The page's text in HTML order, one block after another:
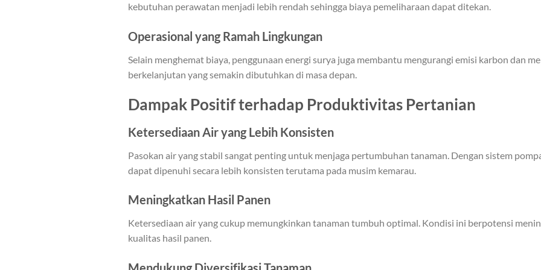
kebutuhan perawatan menjadi lebih rendah sehingga biaya pemeliharaan dapat ditekan.
Operasional yang Ramah Lingkungan
Selain menghemat biaya, penggunaan energi surya juga membantu mengurangi emisi karbon dan
berkelanjutan yang semakin dibutuhkan di masa depan.
Dampak Positif terhadap Produktivitas Pertanian
Ketersediaan Air yang Lebih Konsisten
Pasokan air yang stabil sangat penting untuk menjaga pertumbuhan tanaman. Dengan sistem
dapat dipenuhi secara lebih konsisten terutama pada musim kemarau.
Meningkatkan Hasil Panen
Ketersediaan air yang cukup memungkinkan tanaman tumbuh optimal. Kondisi ini berpotensi
kualitas hasil panen.